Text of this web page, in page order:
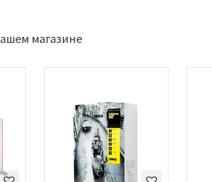
магазине